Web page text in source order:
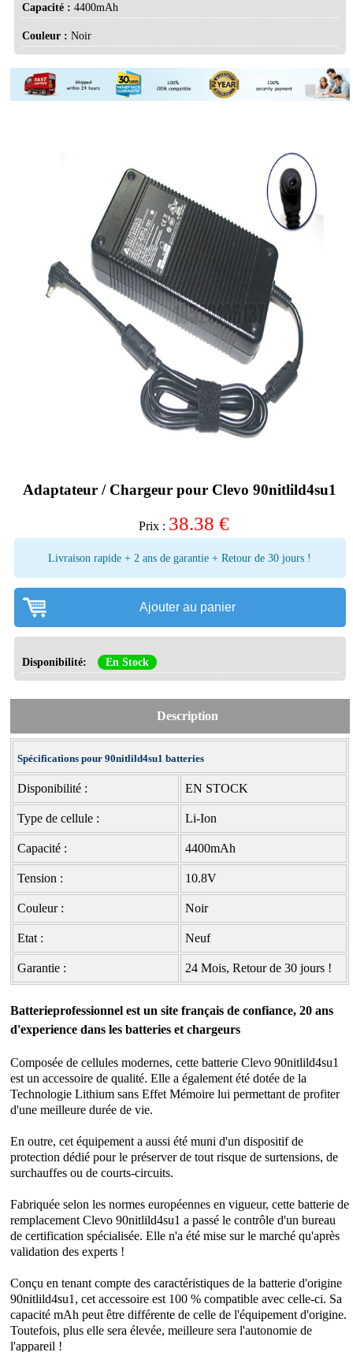
Capacité :4400mAh
Couleur :Noir
Adaptateur / Chargeur pour Clevo 90nitlild4su1
Prix : 38.38 €
Livraison rapide + 2 ans de garantie + Retour de 30 jours !
Ajouter au panier
Disponibilité: En Stock
Description
Spécifications pour 90nitlild4su1 batteries
Disponibilité : EN STOCK
Type de cellule : Li-Ion
Capacité : 4400mAh
Tension : 10.8V
Couleur : Noir
Etat : Neuf
Garantie : 24 Mois, Retour de 30 jours !
Batterieprofessionnel est un site français de confiance, 20 ans
d'experience dans les batteries et chargeurs
Composée de cellules modernes, cettebatterie Clevo 90nitlild4su1
est un accessoire de qualité. Elle a également été dotée de la
Technologie Lithium sans Effet Mémoire lui permettant de profiter
d'une meilleure durée de vie.
En outre, cet équipement a aussi été muni d'un dispositif de
protection dédié pour le préserver de tout risque de surtensions, de
surchauffes ou de courts-circuits.
Fabriquée selon les normes européennes en vigueur, cette batterie de
remplacement Clevo 90nitlild4su1 a passé le contrôle d'un bureau
de certification spécialisée. Elle n'a été mise sur le marché qu'après
validation des experts !
Conçu en tenant compte des caractéristiques de la batterie d'origine
90nitlild4su1, cet accessoire est 100 % compatible avec celle-ci. Sa
capacité mAh peut être différente de celle de l'équipement d'origine.
Toutefois, plus elle sera élevée, meilleure sera l'autonomie de
l'appareil !